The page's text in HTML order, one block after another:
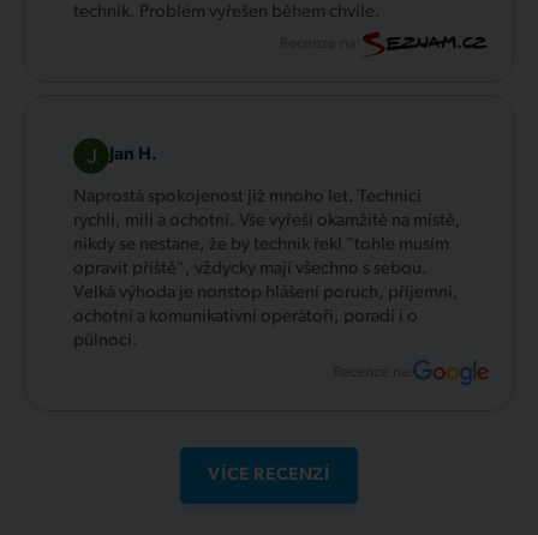
technik. Problém vyřešen během chvíle.
Jan H.
Naprostá spokojenost již mnoho let. Technici
rychlí, milí a ochotní. Vše vyřeší okamžitě na místě,
nikdy se nestane, že by technik řekl "tohle musím
opravit příště", vždycky mají všechno s sebou.
Velká výhoda je nonstop hlášení poruch, příjemní,
ochotní a komunikativní operátoři, poradí i o
půlnoci.
Recenze na:
VÍCE RECENZÍ